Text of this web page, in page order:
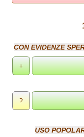
CON EVIDENZE
+
?
USO